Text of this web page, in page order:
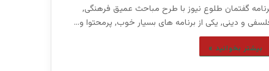
گفتمان طلوع نیوز با طرح مباحث عمیق فرهنگی,
و دینی, یکی از برنامه های بسیار خوب, پرمحتوا و…
بیشتر بخوانید »